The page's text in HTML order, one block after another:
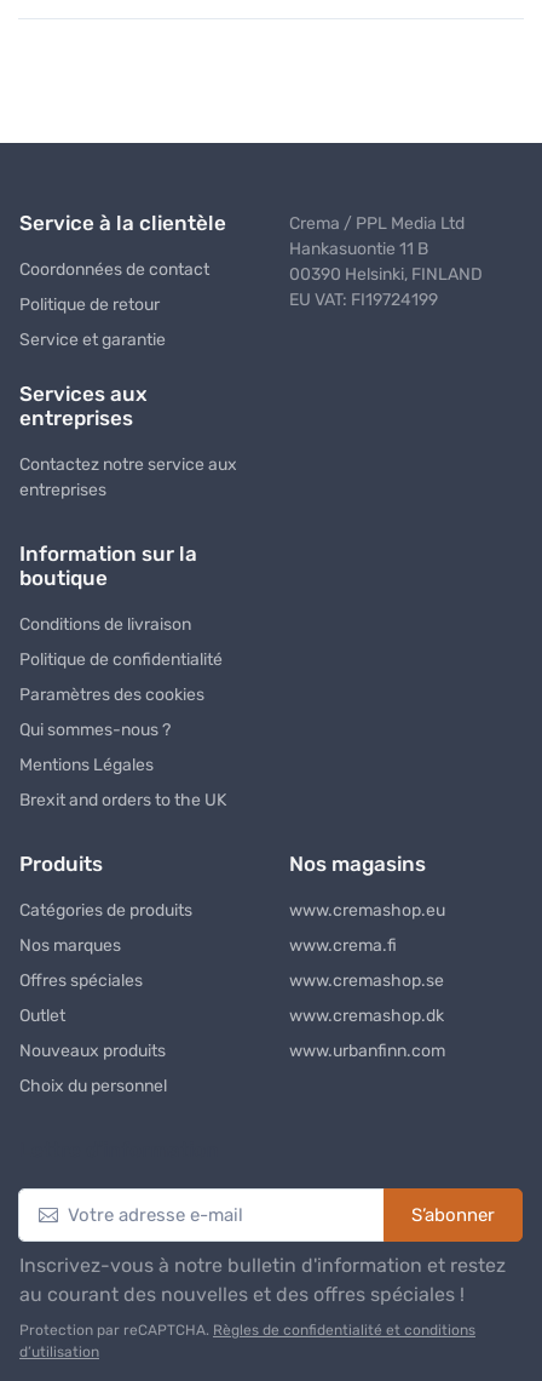
Service à la clientèle
Coordonnées de contact
Politique de retour
Service et garantie
Services aux
entreprises
Contactez notre service aux
entreprises
Crema / PPL Media Ltd
Hankasuontie 11 B
00390 Helsinki, FINLAND
EU VAT: FI19724199
Information sur la
boutique
Conditions de livraison
Politique de confidentialité
Paramètres des cookies
Qui sommes-nous ?
Mentions Légales
Brexit and orders to the UK
Produits
Catégories de produits
Nos marques
Offres spéciales
Outlet
Nouveaux produits
Choix du personnel
Nos magasins
www.cremashop.eu
www.crema.fi
www.cremashop.se
www.cremashop.dk
www.urbanfinn.com
S’abonner
Inscrivez-vous à notre bulletin d'information et restez
au courant des nouvelles et des offres spéciales !
Protection par reCAPTCHA. Règles de confidentialité et conditions
d’utilisation